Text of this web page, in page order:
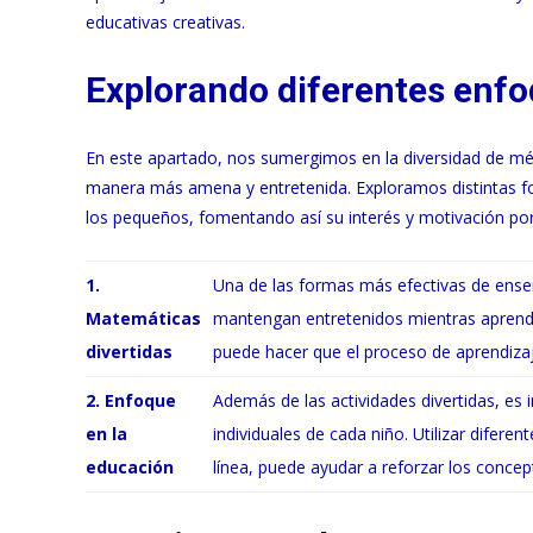
educativas creativas.
Explorando diferentes
En este apartado, nos sumergimos en la diversidad de
manera más amena y entretenida. Exploramos distintas
los pequeños, fomentando así su interés y motivación
1.
Matemáticas
divertidas
Una de las formas más efectivas de
mantengan entretenidos mientras
puede hacer que el proceso de
2. Enfoque
en la
educación
Además de las actividades divertidas,
individuales de cada niño. Utilizar
línea, puede ayudar a reforzar los